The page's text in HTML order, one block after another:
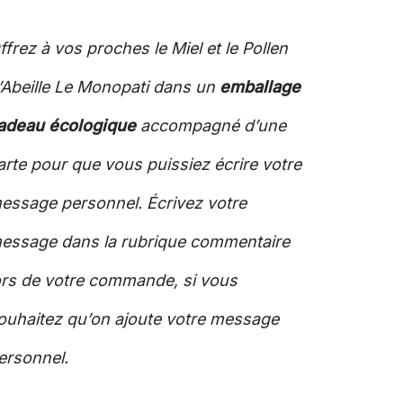
à vos proches le Miel et le Pollen
Le Monopati dans un emballage
écologiqueaccompagné d’une
pour que vous puissiez écrire votre
personnel. Écrivez votre
dans la rubrique commentaire
de votre commande, si vous
qu’on ajoute votre message